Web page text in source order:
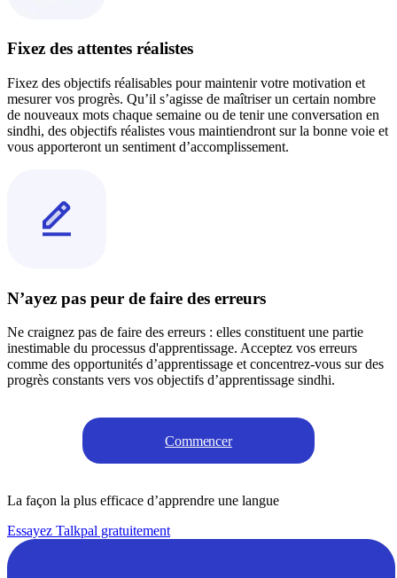
Fixez des attentes réalistes
Fixez des objectifs réalisables pour maintenir votre motivation et
mesurer vos progrès. Qu’il s’agisse de maîtriser un certain nombre
de nouveaux mots chaque semaine ou de tenir une conversation en
sindhi, des objectifs réalistes vous maintiendront sur la bonne voie et
vous apporteront un sentiment d’accomplissement.
N’ayez pas peur de faire des erreurs
Ne craignez pas de faire des erreurs : elles constituent une partie
inestimable du processus d'apprentissage. Acceptez vos erreurs
comme des opportunités d’apprentissage et concentrez-vous sur des
progrès constants vers vos objectifs d’apprentissage sindhi.
Commencer
La façon la plus efficace d’apprendre une langue
Essayez Talkpal gratuitement